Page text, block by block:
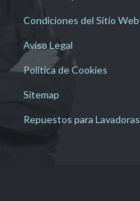
Condiciones del Sitio Web
Aviso Legal
Política de Cookies
Sitemap
Repuestos para Lavadoras